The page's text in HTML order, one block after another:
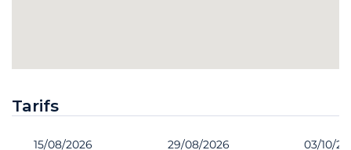
Tarifs
15/08/2026
29/08/2026
03/10/